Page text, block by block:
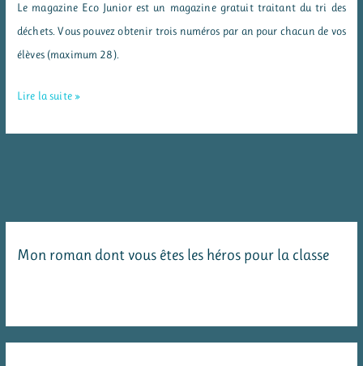
Le magazine Eco Junior est un magazine gratuit traitant du tri des
déchets. Vous pouvez obtenir trois numéros par an pour chacun de vos
élèves (maximum 28).
Abonnement
sujet
des
Lire la suite »
Mon roman dont vous êtes les héros pour la classe